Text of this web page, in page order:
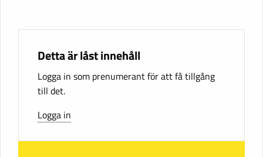
Detta är låst innehåll
Logga in som prenumerant för att få tillgång
till det.
Logga in